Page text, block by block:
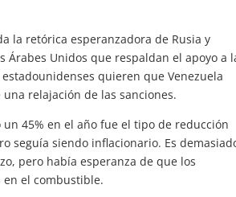
la retórica esperanzadora de Rusia y
Árabes Unidos que respaldan el apoyo a
quieren que Venezuela
relajación de las sanciones.
45% en el año fue el tipo de reducción
seguía siendo inflacionario. Es
pero había esperanza de que los
el combustible.